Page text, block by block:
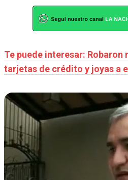
Te puede interesar: Robaron
tarjetas de crédito y joyas a